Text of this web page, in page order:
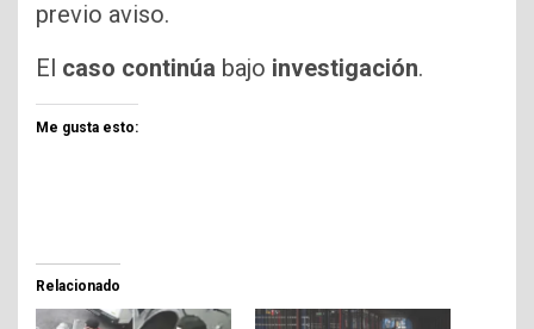
previo aviso.
El caso continúa bajo investigación.
Me gusta esto:
Relacionado